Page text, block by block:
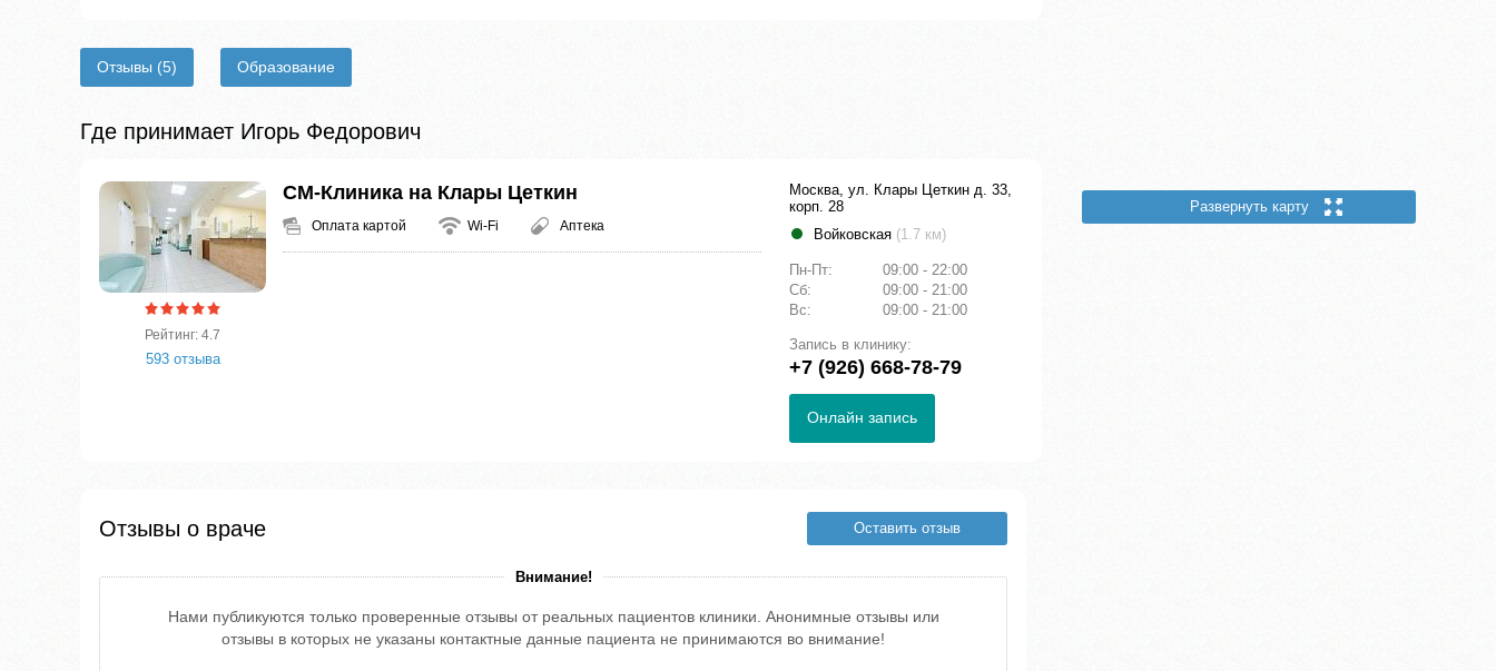
Отзывы (5) Образование
Где принимает Игорь Федорович
Рейтинг: 4.7
593 отзыва
СМ-Клиника на Клары Цеткин
Оплата картой Wi-Fi Аптека
Москва, ул. Клары Цеткин д. 33,
корп. 28
Войковская (1.7 км)
Пн-Пт:
09:00 - 22:00
Сб:
09:00 - 21:00
Вс:
09:00 - 21:00
Запись в клинику:
+7 (926) 668-78-79
Онлайн запись
Отзывы о враче Оставить отзыв
Внимание!
Нами публикуются только проверенные отзывы от реальных пациентов клиники. Анонимные отзывы или
отзывы в которых не указаны контактные данные пациента не принимаются во внимание!
Развернуть карту